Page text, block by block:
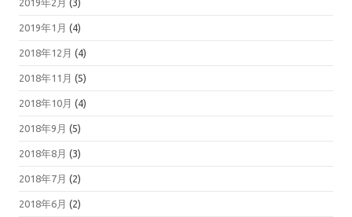
2019年2月 (3)
2019年1月 (4)
2018年12月 (4)
2018年11月 (5)
2018年10月 (4)
2018年9月 (5)
2018年8月 (3)
2018年7月 (2)
2018年6月 (2)